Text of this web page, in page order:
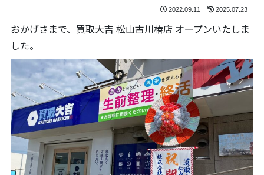
2022.09.11 2025.07.23
おかげさまで、買取大吉 松山古川椿店 オープンいたしま
した。